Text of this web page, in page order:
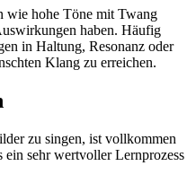
wie hohe Töne mit Twang
haben. Häufig
in Haltung, Resonanz oder
Klang zu erreichen.
zu singen, ist vollkommen
ein sehr wertvoller Lernprozess